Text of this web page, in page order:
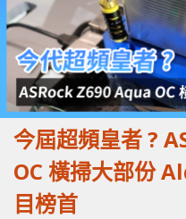
今屆超頻皇者 ?
OC 橫掃大部份
目榜首